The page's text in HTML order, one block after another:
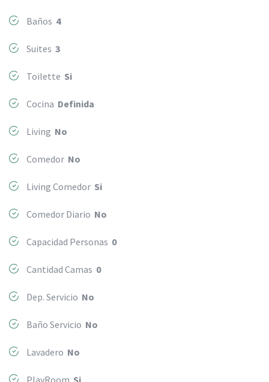
Baños 4
Suites 3
Toilette Si
Cocina Definida
Living No
Comedor No
Living Comedor Si
Comedor Diario No
Capacidad Personas 0
Cantidad Camas 0
Dep. Servicio No
Baño Servicio No
Lavadero No
PlayRoom Si